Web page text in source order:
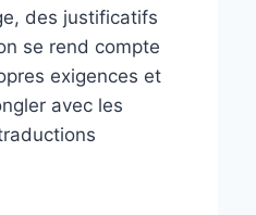
des justificatifs
se rend compte
exigences et
avec les